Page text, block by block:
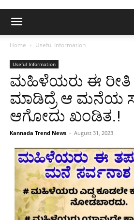
Home Useful Information
Useful Information
ಮಹಿಳೆಯರು ಈ ರೀತಿ
ಮಾಡಿದ್ರೆ ಆ ಮನೆಯ
ಆಗೋದು ಖಂಡಿತ.!
Kannada Trend News - August 31, 2023